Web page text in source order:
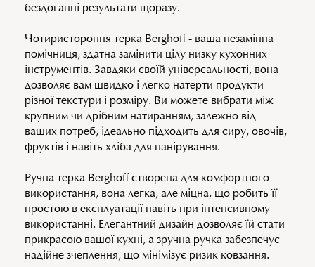
бездоганні результати щоразу.
Чотиристороння терка Berghoff - ваша незамінна
помічниця, здатна замінити цілу низку кухонних
інструментів. Завдяки своїй універсальності, вона
дозволяє вам швидко і легко натерти продукти
різної текстури і розміру. Ви можете вибрати між
крупним чи дрібним натиранням, залежно від
ваших потреб, ідеально підходить для сиру, овочів,
фруктів і навіть хліба для панірування.
Ручна терка Berghoff створена для комфортного
використання, вона легка, але міцна, що робить її
простою в експлуатації навіть при інтенсивному
використанні. Елегантний дизайн дозволяє їй стати
прикрасою вашої кухні, а зручна ручка забезпечує
надійне зчеплення, що мінімізує ризик ковзання.